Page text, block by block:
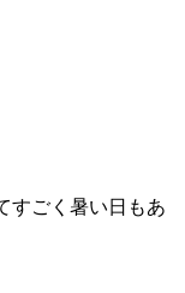
すごく暑い日もあ